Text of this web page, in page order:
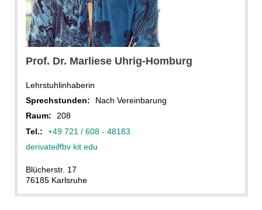
Prof. Dr. Marliese Uhrig-Homburg
Lehrstuhlinhaberin
Sprechstunden:
Nach Vereinbarung
Raum:
208
Tel.:
+49 721 / 608 - 48183
derivate∂fbv kit edu
Blücherstr. 17
76185 Karlsruhe